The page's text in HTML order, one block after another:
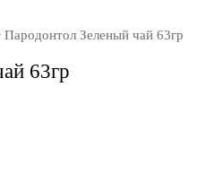
Пародонтол Зеленый чай 63гр
63гр